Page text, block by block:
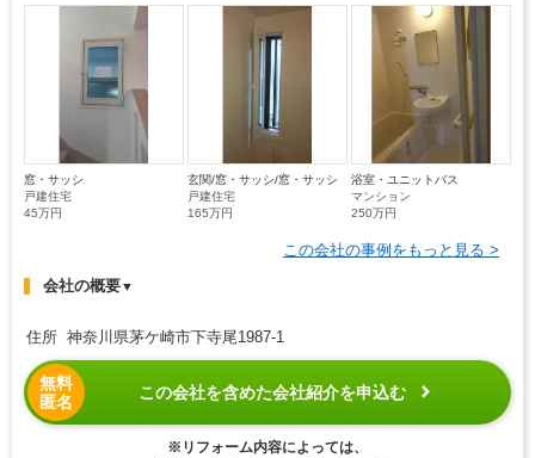
窓・サッシ
戸建住宅
45万円
玄関/窓・サッシ/窓・サッシ
戸建住宅
165万円
浴室・ユニットバス
マンション
250万円
この会社の事例をもっと見る >
会社の概要▼
住所 神奈川県茅ケ崎市下寺尾1987-1
無料
匿名
この会社を含めた会社紹介を申込む
※リフォーム内容によっては、